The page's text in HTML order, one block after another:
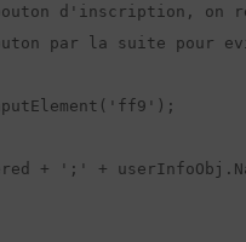
d'inscription, on
par la suite pour